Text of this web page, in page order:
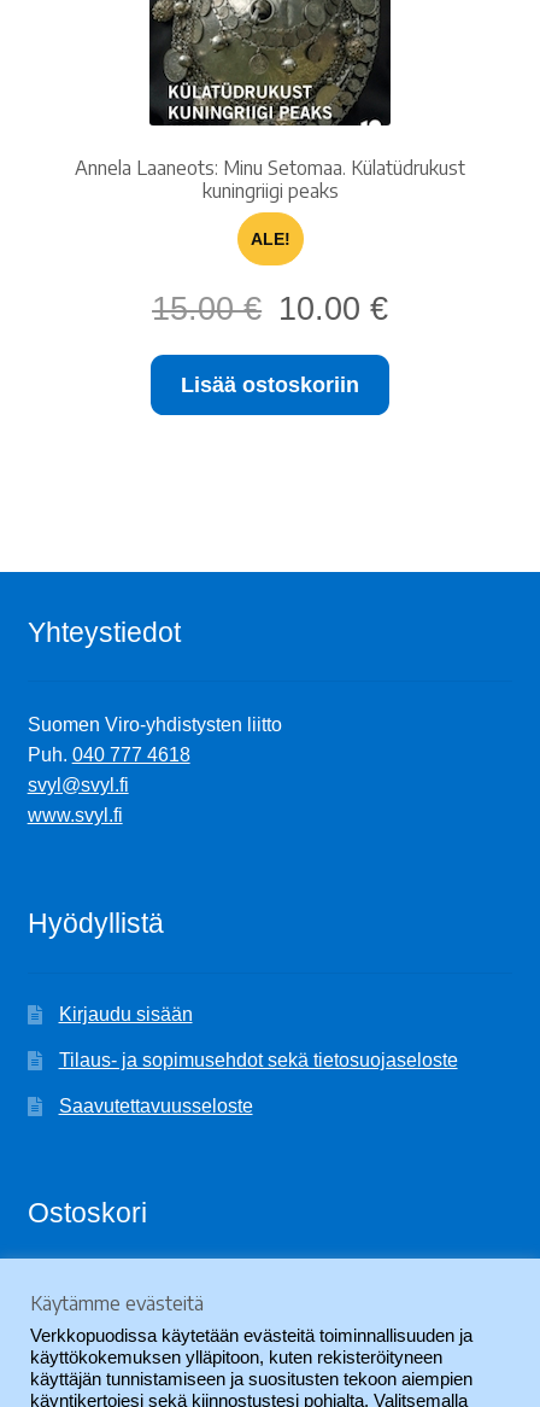
Annela Laaneots: Minu Setomaa. Külatüdrukust
kuningriigi peaks
ALE!
15.00€
Alkuperäinen
hinta
oli:
15.00 €.
10.00 €Nykyinen
on:
Lisää ostoskoriin
Yhteystiedot
Suomen Viro-yhdistysten liitto
Puh. 040 777 4618
svyl@svyl.fi
www.svyl.fi
Hyödyllistä
Kirjaudu sisään
Tilaus- ja sopimusehdot sekä tietosuojaseloste
Saavutettavuusseloste
Ostoskori
Ostoskori on tyhjä.
Käytämme evästeitä
Verkkopuodissa käytetään evästeitä toiminnallisuuden ja
käyttökokemuksen ylläpitoon, kuten rekisteröityneen
käyttäjän tunnistamiseen ja suositusten tekoon aiempien
käyntikertojesi sekä kiinnostustesi pohjalta. Valitsemalla